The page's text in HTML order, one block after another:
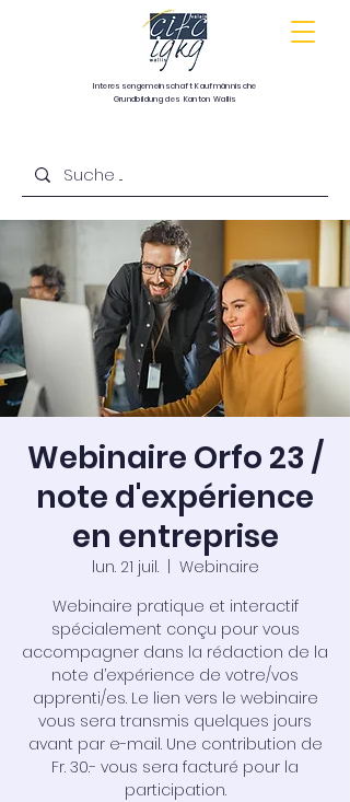
InteressengemeinschaftKaufmännische
Grundbildungdes Kanton Wallis
Webinaire Orfo 23 /
note d'expérience
en entreprise
lun. 21 juil.
  |
Webinaire
Webinaire pratique et interactif
spécialement conçu pour vous
accompagner dans la rédaction de la
note d’expérience de votre/vos
apprenti/es. Le lien vers le webinaire
vous sera transmis quelques jours
avant par e-mail. Une contribution de
Fr. 30.- vous sera facturé pour la
participation.